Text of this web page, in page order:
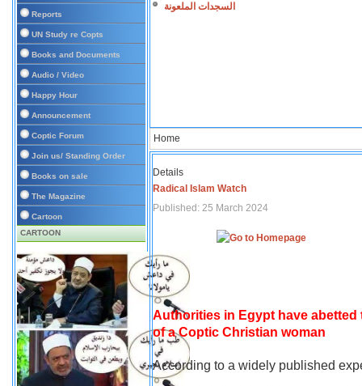
Reports
UN Study re Copts
Books and Documents
Audio / Video
Happy Hour
Announcement
Coptic Forum
Join us/ Standing Order
Books on sale
The Magazine
Cartoon
CARTOON
السجدات الملعونة
Home
Details
Radical Islam Watch
Published: 25 March 2024
Authorities in Egypt have
of a Coptic Christian woman
According to a widely published